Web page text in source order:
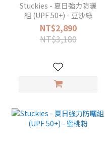
Stuckies - 夏日強力防曬
組 (UPF 50+) - 豆沙綠
NT$2,890
NT$3,180